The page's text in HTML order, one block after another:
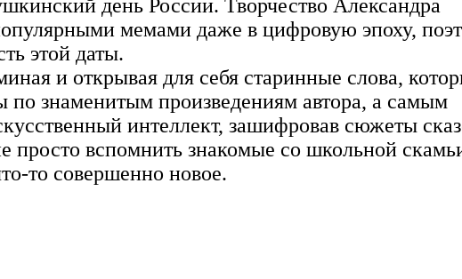
день России. Творчество Александра
мемами даже в цифровую эпоху,
этой даты.
и открывая для себя старинные слова,
по знаменитым произведениям автора, а самым
интеллект, зашифровав сюжеты
вспомнить знакомые со школьной
то совершенно новое.